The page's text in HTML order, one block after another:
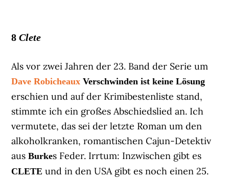
8Clete
Als vor zwei Jahren der 23. Band der Serie um
Dave Robicheaux Verschwinden ist keine Lösung
erschien und auf der Krimibestenliste stand,
stimmte ich ein großes Abschiedslied an. Ich
vermutete, das sei der letzte Roman um den
alkoholkranken, romantischen Cajun-Detektiv
ausBurkes Feder. Irrtum: Inzwischen gibt es
CLETE und in den USA gibt es noch einen 25.